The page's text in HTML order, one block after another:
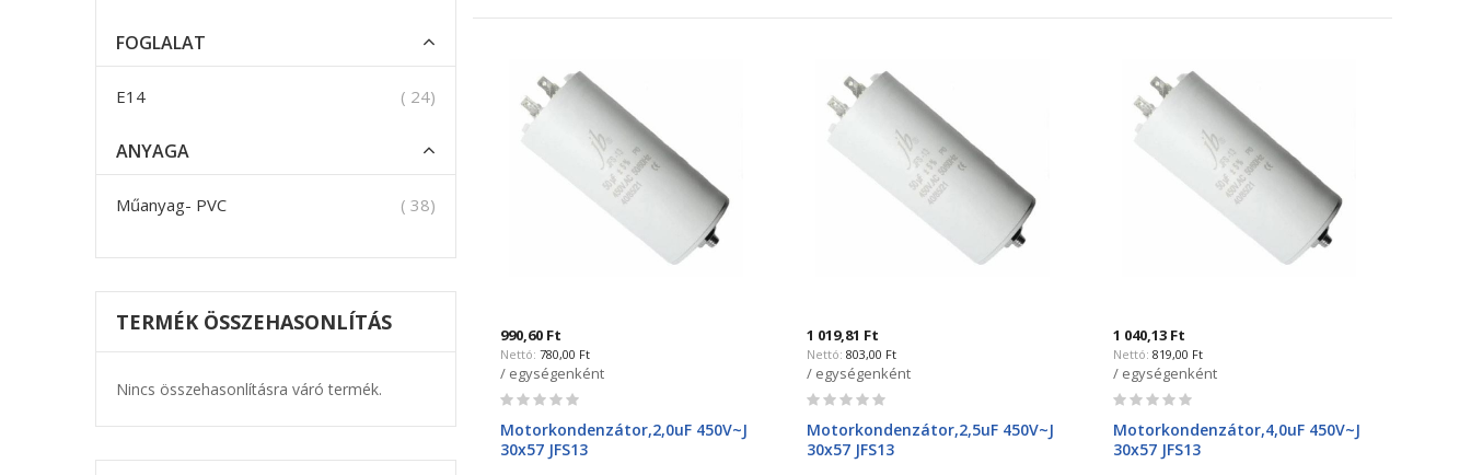
990,60 Ft
780,00 Ft
/ egységenként
Rating:
Motorkondenzátor,2,0uF 450V~J
30x57 JFS13
1 019,81 Ft
803,00 Ft
/ egységenként
Rating:
Motorkondenzátor,2,5uF 450V~J
30x57 JFS13
1 040,13 Ft
819,00 Ft
/ egységenként
Rating:
Motorkondenzátor,4,0uF 450V~J
30x57 JFS13
FOGLALAT
E14 24termék
ANYAGA
Műanyag- PVC 38termék
TERMÉK ÖSSZEHASONLÍTÁS
Nincs összehasonlításra váró termék.